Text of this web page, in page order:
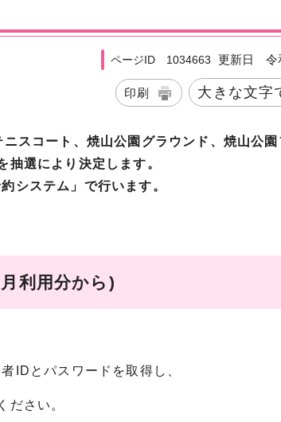
ページID 1034663 更新日 令
印刷 大きな文字
スコート、焼山公園グラウンド、焼山公園
選により決定します。
システム」で行います。
利用分から)
IDとパスワードを取得し、
ださい。